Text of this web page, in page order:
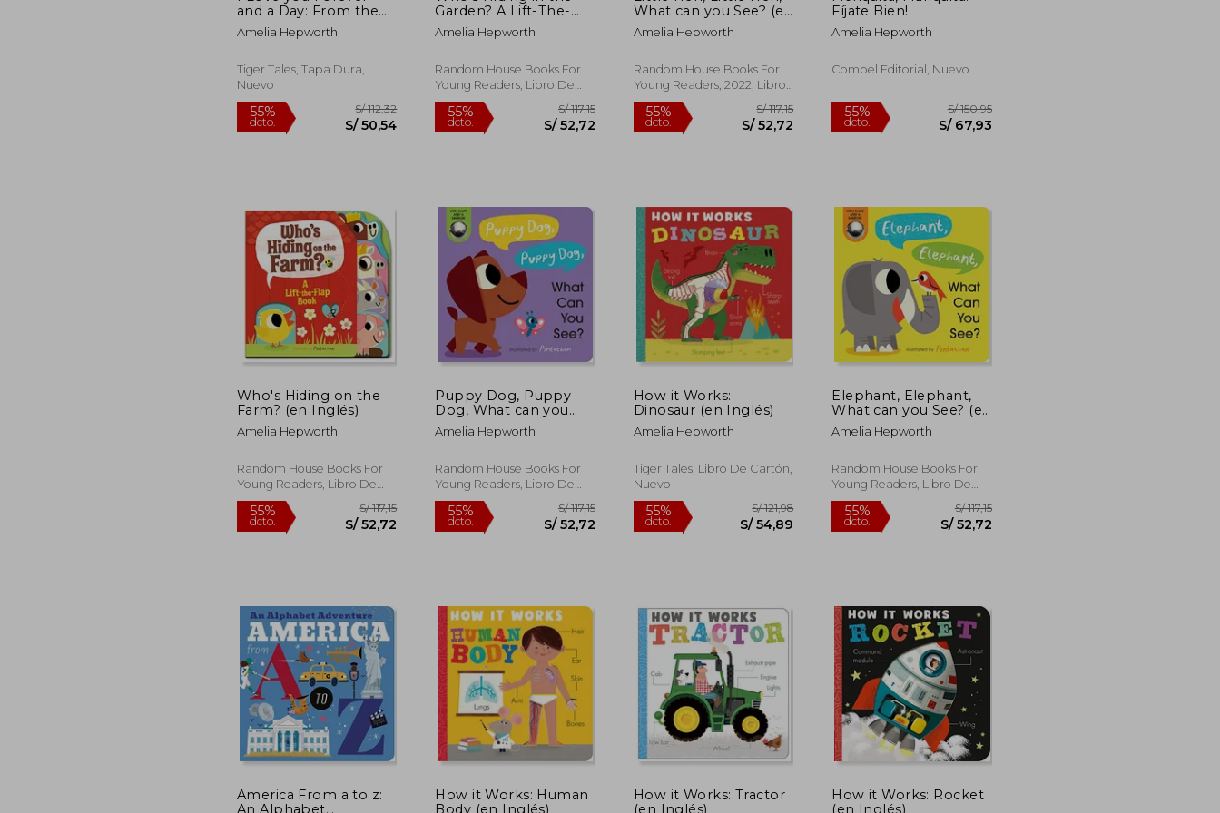
and a Day: From the
Creators of i Love you
to the Moon and Back
Amelia Hepworth
Tiger Tales, Tapa Dura,
Nuevo
55%
dcto.
S/ 112,32
S/ 50,54
Garden? A Lift-The-
Flap Book (en Inglés)
Amelia Hepworth
Random House Books For
Young Readers, Libro De
Cartón, Nuevo
55%
dcto.
S/ 117,15
S/ 52,72
What can you See? (en
Inglés)
Amelia Hepworth
Random House Books For
Young Readers, 2022, Libro
De Cartón, Nuevo
55%
dcto.
S/ 117,15
S/ 52,72
Fíjate Bien!
Amelia Hepworth
Combel Editorial, Nuevo
55%
dcto.
Who's Hiding on the
Farm? (en Inglés)
Amelia Hepworth
Random House Books For
Young Readers, Libro De
Cartón, Nuevo
Puppy Dog, Puppy
Dog, What can you
See? (en Inglés)
Amelia Hepworth
Random House Books For
Young Readers, Libro De
Cartón, Nuevo
How it Works:
Dinosaur (en Inglés)
Amelia Hepworth
Tiger Tales, Libro De Cartón,
Nuevo
Elephant, Elephant,
What can you See? (en
Inglés)
Amelia Hepworth
Random House Books For
Young Readers, Libro De
Cartón, Nuevo
America From a to z:
An Alphabet
How it Works: Human
Body (en Inglés)
How it Works: Tractor
(en Inglés)
How it Works: Rocket
(en Inglés)